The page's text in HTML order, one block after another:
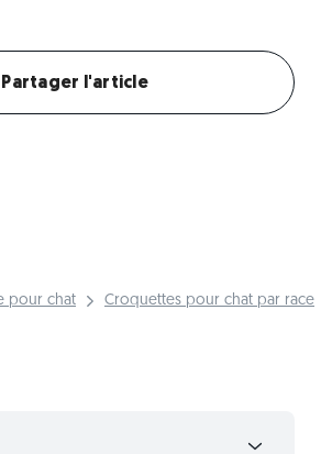
Partager l'article
pour chat Croquettes pour chat par race